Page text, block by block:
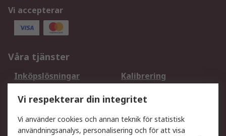
Vi accepterar
Våra tjänster
Inköpslösningar
Kalibrering
DesignSpark
Teknisk Support
Ditt lokala säljteam
Exportlösningar
Vi respekterar din integritet
Vi använder cookies och annan teknik för statistisk
användningsanalys, personalisering och för att visa